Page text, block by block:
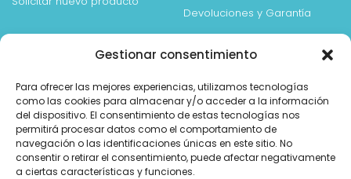
Gestionar consentimiento
Para ofrecer las mejores experiencias, utilizamos tecnologías
como las cookies para almacenar y/o acceder a la información
del dispositivo. El consentimiento de estas tecnologías nos
permitirá procesar datos como el comportamiento de
navegación o las identificaciones únicas en este sitio. No
consentir o retirar el consentimiento, puede afectar negativamente
a ciertas características y funciones.
Devoluciones y Garantía